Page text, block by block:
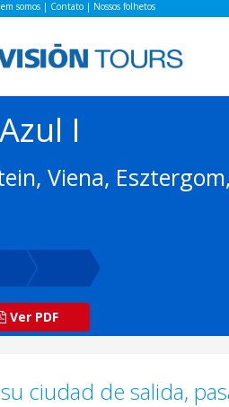
somos| Contato| Nossos folhetos
I
Viena,
Ver PDF
ciudad de salida,